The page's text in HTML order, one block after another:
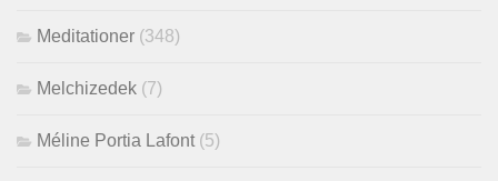
Meditationer (348)
Melchizedek (7)
Méline Portia Lafont (5)